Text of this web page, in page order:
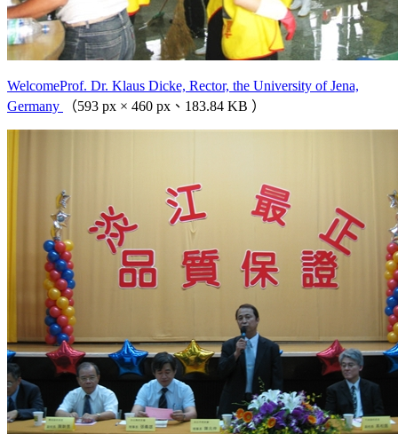
WelcomeProf. Dr. Klaus Dicke, Rector, the University of Jena,
Germany
（593 px × 460 px、183.84 KB ）